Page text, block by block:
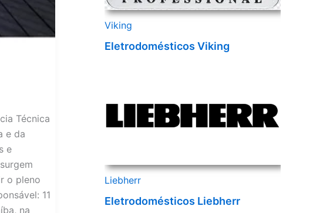
Técnica
e da
e
o pleno
11
na
Viking
Eletrodomésticos Viking
Liebherr
Eletrodomésticos Liebherr